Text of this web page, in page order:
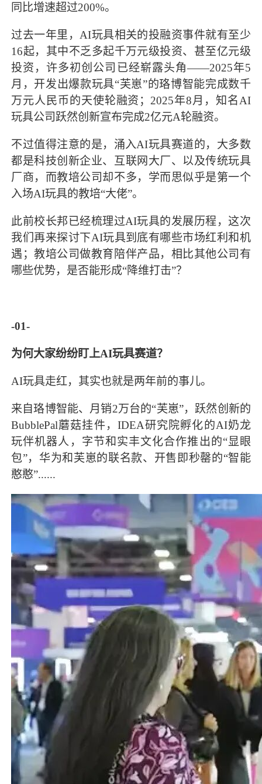
同比增速超过200%。
过去一年里，AI玩具相关的投融资事件就有至少
16起，其中不乏多起千万元级投资、甚至亿元级
投资，许多初创公司已经崭露头角——2025年5
月，开发出爆款玩具“芙崽”的珞博智能完成数千
万元人民币的天使轮融资；2025年8月，知名AI
玩具公司跃然创新宣布完成2亿元A轮融资。
不过值得注意的是，涌入AI玩具赛道的，大多数
都是科技创新企业、互联网大厂、以及传统玩具
厂商，而教培公司却不多，学而思似乎是第一个
入场AI玩具的教培“大佬”。
此前校长邦已经梳理过AI玩具的发展历程，这次
我们再来探讨下AI玩具到底有哪些市场红利和机
遇；教培公司做教育陪伴产品，相比其他公司有
哪些优势，是否能形成“降维打击”？
-01-
为何大家纷纷盯上AI玩具赛道？
AI玩具走红，其实也就是两年前的事儿。
来自珞博智能、月销2万台的“芙崽”，跃然创新的
BubblePal蘑菇挂件，IDEA研究院孵化的AI奶龙
玩伴机器人，字节和实丰文化合作推出的“显眼
包”，华为和芙崽的联名款、开售即秒罄的“智能
憨憨”......